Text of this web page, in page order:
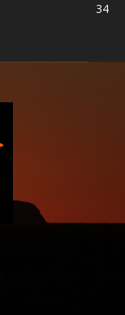
34